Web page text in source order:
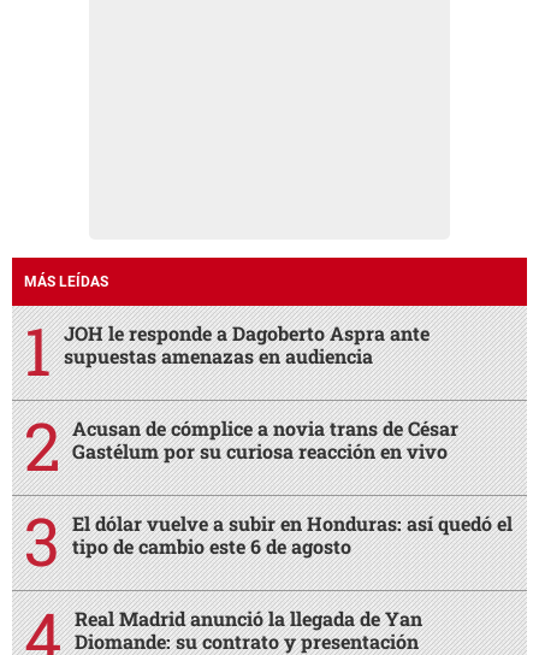
MÁS LEÍDAS
JOH le responde a Dagoberto Aspra ante
supuestas amenazas en audiencia
Acusan de cómplice a novia trans de César
Gastélum por su curiosa reacción en vivo
El dólar vuelve a subir en Honduras: así quedó el
tipo de cambio este 6 de agosto
Real Madrid anunció la llegada de Yan
Diomande: su contrato y presentación